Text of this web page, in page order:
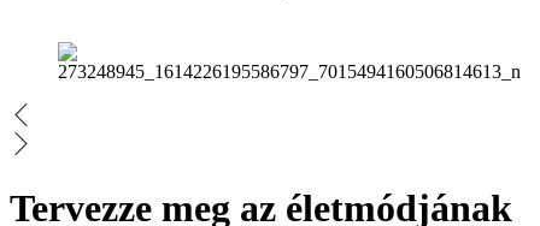
Tervezze meg az életmódjának